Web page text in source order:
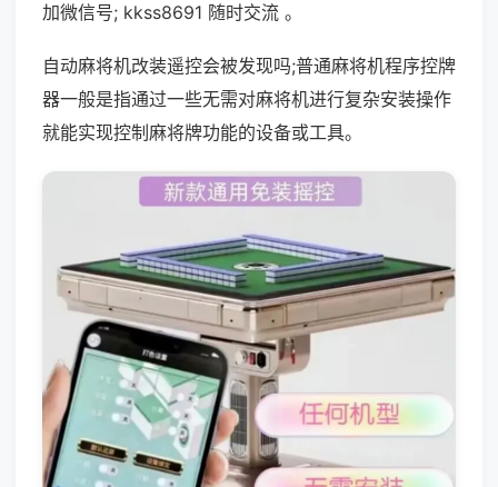
加微信号; kkss8691 随时交流 。
自动麻将机改装遥控会被发现吗;普通麻将机程序控牌
器一般是指通过一些无需对麻将机进行复杂安装操作
就能实现控制麻将牌功能的设备或工具。